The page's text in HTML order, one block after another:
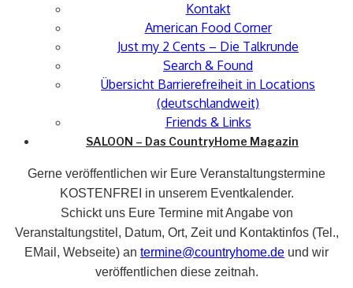
Kontakt
American Food Corner
Just my 2 Cents – Die Talkrunde
Search & Found
Übersicht Barrierefreiheit in Locations
(deutschlandweit)
Friends & Links
SALOON – Das CountryHome Magazin
Gerne veröffentlichen wir Eure Veranstaltungstermine
KOSTENFREI in unserem Eventkalender.
Schickt uns Eure Termine mit Angabe von
Veranstaltungstitel, Datum, Ort, Zeit und Kontaktinfos (Tel.,
EMail, Webseite) an termine@countryhome.de und wir
veröffentlichen diese zeitnah.